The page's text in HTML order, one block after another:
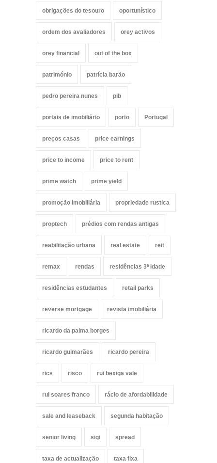
obrigações do tesouro oportunístico
ordem dos avaliadores orey activos
orey financial out of the box
património patrícia barão
pedro pereira nunes pib
portais de imobiliário porto Portugal
preços casas price earnings
price to income price to rent
prime watch prime yield
promoção imobiliária propriedade rustica
proptech prédios com rendas antigas
reabilitação urbana real estate reit
remax rendas residências 3ª idade
residências estudantes retail parks
reverse mortgage revista imobiliária
ricardo da palma borges
ricardo guimarães ricardo pereira
rics risco rui bexiga vale
rui soares franco rácio de afordabilidade
sale and leaseback segunda habitação
senior living sigi spread
taxa de actualização taxa fixa